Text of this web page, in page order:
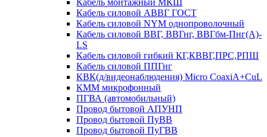
Кабель монтажный МКШ
Кабель силовой АВВГ ГОСТ
Кабель силовой NYM однопроволочный
Кабель силовой ВВГ, ВВГнг, ВВГбм-Пнг(А)-
LS
Кабель силовой гибкий КГ,КВВГ,ПРС,РПШ
Кабель силовой ППГнг
КВК(д/видеонаблюдения) Micro CoaxiA+CuL
КММ микрофонный
ПГВА (автомобильный)
Провод бытовой АПУНП
Провод бытовой ПуВВ
Провод бытовой ПуГВВ